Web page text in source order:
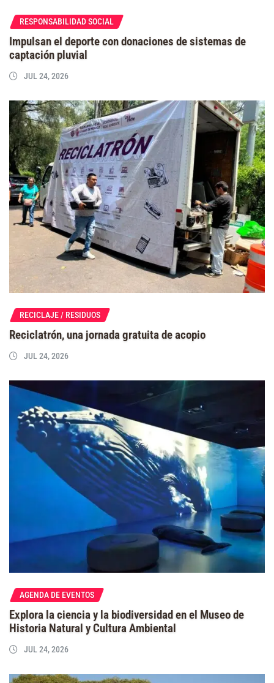
RESPONSABILIDAD SOCIAL
Impulsan el deporte con donaciones de sistemas de
captación pluvial
JUL 24, 2026
RECICLAJE / RESIDUOS
Reciclatrón, una jornada gratuita de acopio
JUL 24, 2026
AGENDA DE EVENTOS
Explora la ciencia y la biodiversidad en el Museo de
Historia Natural y Cultura Ambiental
JUL 24, 2026